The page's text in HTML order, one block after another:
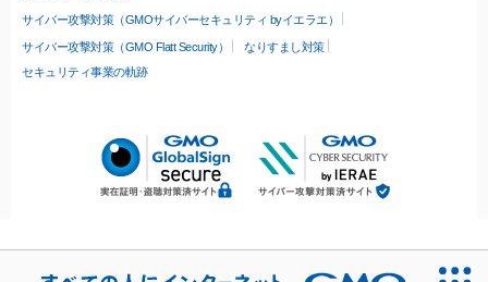
サイバー攻撃対策（GMOサイバーセキュリティ byイエラエ）
サイバー攻撃対策（GMO Flatt Security）
なりすまし対策
セキュリティ事業の軌跡